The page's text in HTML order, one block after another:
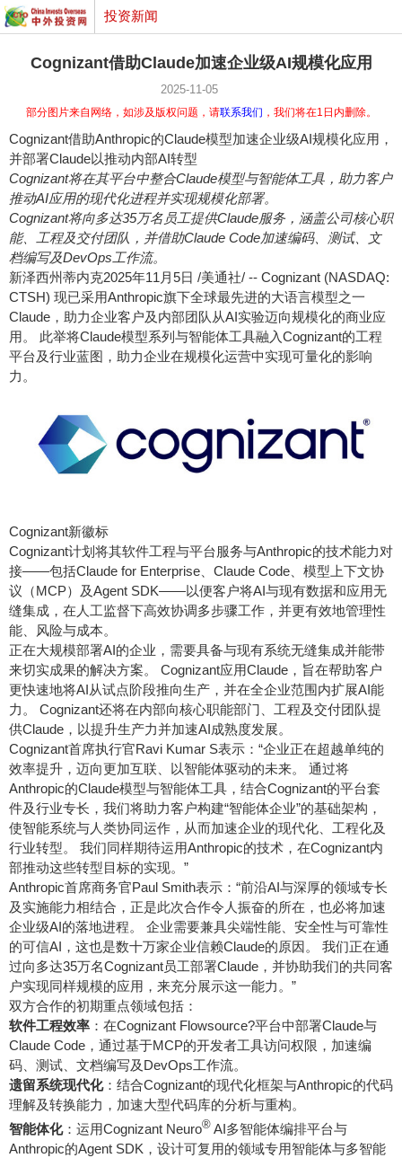
投资新闻
Cognizant借助Claude加速企业级AI规模化应用
2025-11-05
部分图片来自网络，如涉及版权问题，请联系我们 ，我们将在1日内删除。
Cognizant借助Anthropic的Claude模型加速企业级AI规模化应用，
并部署Claude以推动内部AI转型
Cognizant将在其平台中整合Claude模型与智能体工具，助力客户
推动AI应用的现代化进程并实现规模化部署。
Cognizant将向多达35万名员工提供Claude服务，涵盖公司核心职
能、工程及交付团队，并借助Claude Code加速编码、测试、文
档编写及DevOps工作流。
新泽西州蒂内克2025年11月5日 /美通社/ -- Cognizant (NASDAQ:
CTSH) 现已采用Anthropic旗下全球最先进的大语言模型之一
Claude，助力企业客户及内部团队从AI实验迈向规模化的商业应
用。 此举将Claude模型系列与智能体工具融入Cognizant的工程
平台及行业蓝图，助力企业在规模化运营中实现可量化的影响
力。
Cognizant新徽标
Cognizant计划将其软件工程与平台服务与Anthropic的技术能力对
接——包括Claude for Enterprise、Claude Code、模型上下文协
议（MCP）及Agent SDK——以便客户将AI与现有数据和应用无
缝集成，在人工监督下高效协调多步骤工作，并更有效地管理性
能、风险与成本。
正在大规模部署AI的企业，需要具备与现有系统无缝集成并能带
来切实成果的解决方案。 Cognizant应用Claude，旨在帮助客户
更快速地将AI从试点阶段推向生产，并在全企业范围内扩展AI能
力。 Cognizant还将在内部向核心职能部门、工程及交付团队提
供Claude，以提升生产力并加速AI成熟度发展。
Cognizant首席执行官Ravi Kumar S表示：“企业正在超越单纯的
效率提升，迈向更加互联、以智能体驱动的未来。 通过将
Anthropic的Claude模型与智能体工具，结合Cognizant的平台套
件及行业专长，我们将助力客户构建“智能体企业”的基础架构，
使智能系统与人类协同运作，从而加速企业的现代化、工程化及
行业转型。 我们同样期待运用Anthropic的技术，在Cognizant内
部推动这些转型目标的实现。”
Anthropic首席商务官Paul Smith表示：“前沿AI与深厚的领域专长
及实施能力相结合，正是此次合作令人振奋的所在，也必将加速
企业级AI的落地进程。 企业需要兼具尖端性能、安全性与可靠性
的可信AI，这也是数十万家企业信赖Claude的原因。 我们正在通
过向多达35万名Cognizant员工部署Claude，并协助我们的共同客
户实现同样规模的应用，来充分展示这一能力。”
双方合作的初期重点领域包括：
软件工程效率 ：在Cognizant Flowsource?平台中部署Claude与
Claude Code，通过基于MCP的开发者工具访问权限，加速编
码、测试、文档编写及DevOps工作流。
遗留系统现代化：结合Cognizant的现代化框架与Anthropic的代码
理解及转换能力，加速大型代码库的分析与重构。
智能体化：运用Cognizant Neuro® AI多智能体编排平台与
Anthropic的Agent SDK，设计可复用的领域专用智能体与多智能